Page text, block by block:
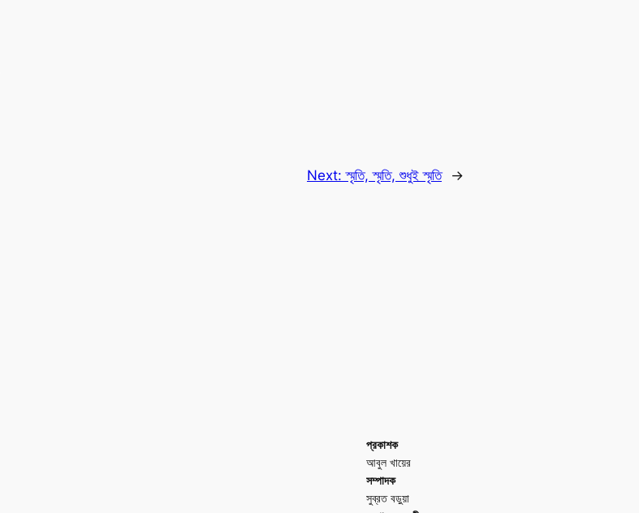
Next:স্মৃতি, স্মৃতি, শুধুই স্মৃতি →
প্রকাশক
আবুল খায়ের
সম্পাদক
সুব্রত বড়ুয়া